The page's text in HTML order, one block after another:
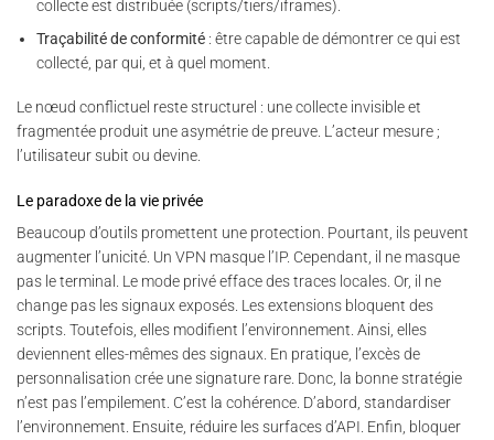
collecte est distribuée (scripts/tiers/iframes).
Traçabilité de conformité : être capable de démontrer ce qui est
collecté, par qui, et à quel moment.
Le nœud conflictuel reste structurel : une collecte invisible et
fragmentée produit une asymétrie de preuve. L’acteur mesure ;
l’utilisateur subit ou devine.
Le paradoxe de la vie privée
Beaucoup d’outils promettent une protection. Pourtant, ils peuvent
augmenter l’unicité. Un VPN masque l’IP. Cependant, il ne masque
pas le terminal. Le mode privé efface des traces locales. Or, il ne
change pas les signaux exposés. Les extensions bloquent des
scripts. Toutefois, elles modifient l’environnement. Ainsi, elles
deviennent elles-mêmes des signaux. En pratique, l’excès de
personnalisation crée une signature rare. Donc, la bonne stratégie
n’est pas l’empilement. C’est la cohérence. D’abord, standardiser
l’environnement. Ensuite, réduire les surfaces d’API. Enfin, bloquer